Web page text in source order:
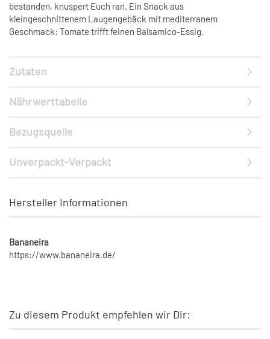
bestanden, knuspert Euch ran. Ein Snack aus
kleingeschnittenem Laugengebäck mit mediterranem
Geschmack: Tomate trifft feinen Balsamico-Essig.
Zutaten
Nährwerttabelle
Bezugsquelle
Unverpackt-Verpackt
Hersteller Informationen
Bananeira
https://www.bananeira.de/
Zu diesem Produkt empfehlen wir Dir: